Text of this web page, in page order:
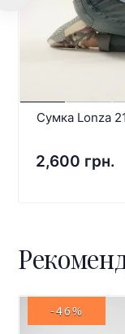
Сумка Lonza
2,600 грн.
-46%